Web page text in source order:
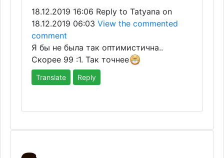
18.12.2019 16:06 Reply to Tatyana on
18.12.2019 06:03 View the commented
comment
Я бы не была так оптимистична..
Скорее 99 :1. Так точнее
Translate Reply